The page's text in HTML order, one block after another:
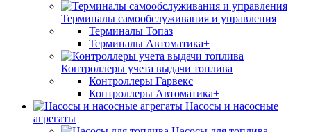
Терминалы самообслуживания и управления
Терминалы Топаз
Терминалы Автоматика+
Контроллеры учета выдачи топлива
Контроллеры Гарвекс
Контроллеры Автоматика+
Насосы и насосные
агрегаты